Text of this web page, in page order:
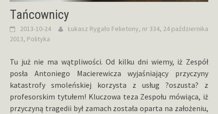
Tańcownicy
2013-10-24 Łukasz Rygało Felietony, nr 334, 24 października
2013, Polityka
Tu już nie ma wątpliwości. Od kilku dni wiemy, iż Zespół
posła Antoniego Macierewicza wyjaśniający przyczyny
katastrofy smoleńskiej korzysta z usług ?oszusta? z
profesorskim tytułem! Kluczowa teza Zespołu mówiąca, iż
przyczyną tragedii był zamach została oparta na założeniu,